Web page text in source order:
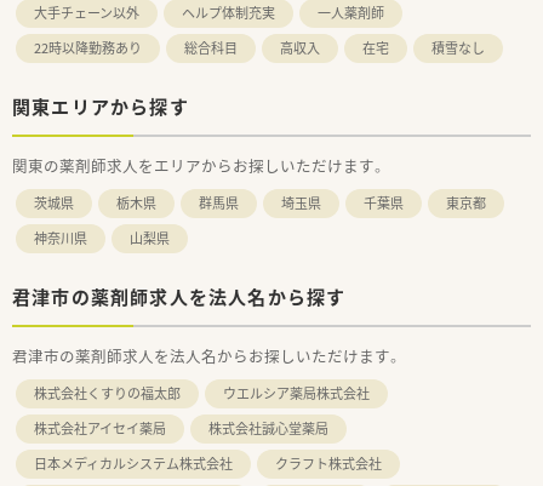
大手チェーン以外
ヘルプ体制充実
一人薬剤師
22時以降勤務あり
総合科目 高収入 在宅 積雪なし
関東エリアから探す
関東の薬剤師求人をエリアからお探しいただけます。
茨城県 栃木県 群馬県 埼玉県 千葉県
東京都
神奈川県
山梨県
君津市の薬剤師求人を法人名から探す
君津市の薬剤師求人を法人名からお探しいただけます。
株式会社くすりの福太郎
ウエルシア薬局株式会社
株式会社アイセイ薬局
株式会社誠心堂薬局
日本メディカルシステム株式会社
クラフト株式会社